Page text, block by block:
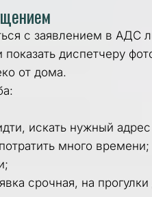
с заявлением в АДС
показать диспетчеру
от дома.
искать нужный
много времени;
срочная, на